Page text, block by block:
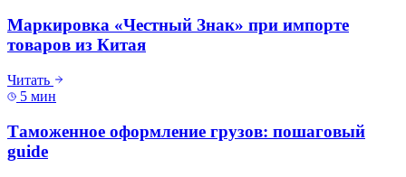
Маркировка «Честный Знак» при импорте
товаров из Китая
Читать
5 мин
Таможенное оформление грузов: пошаговый
guide